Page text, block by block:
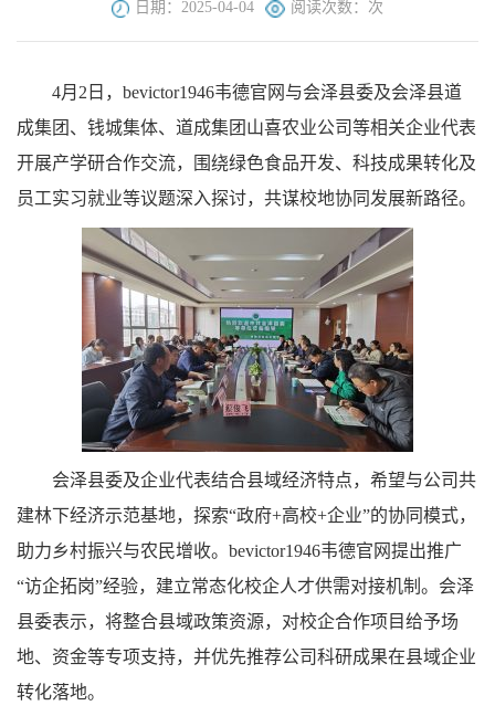
日期：2025-04-04 阅读次数： 次
4月2日，bevictor1946韦德官网与会泽县委及会泽县道
成集团、钱城集体、道成集团山喜农业公司等相关企业代表
开展产学研合作交流，围绕绿色食品开发、科技成果转化及
员工实习就业等议题深入探讨，共谋校地协同发展新路径。
会泽县委及企业代表‌结合县域经济特点，希望与公司共
建林下经济示范基地，探索“政府+高校+企业”的协同模式，
助力乡村振兴与农民增收。bevictor1946韦德官网提出推广
“访企拓岗”经验，建立常态化校企人才供需对接机制。会泽
县委表示，将整合县域政策资源，对校企合作项目给予场
地、资金等专项支持，并优先推荐公司科研成果在县域企业
转化落地。